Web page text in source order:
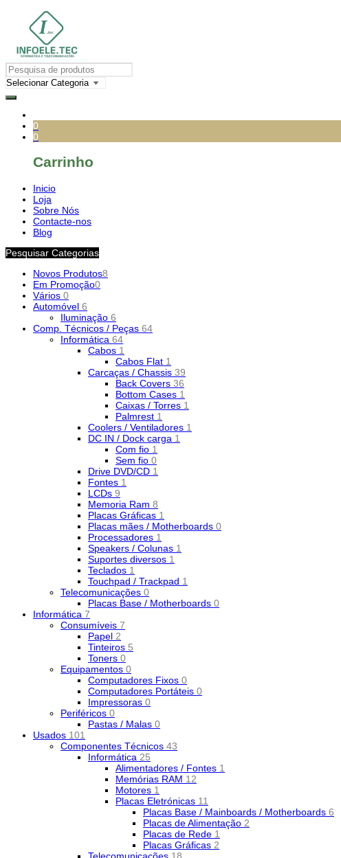
0
0
Carrinho
Inicio
Loja
Sobre Nós
Contacte-nos
Blog
Pesquisar Categorias
Novos Produtos8
Em Promoção0
Vários 0
Automóvel 6
Iluminação 6
Comp. Técnicos / Peças 64
Informática 64
Cabos 1
Cabos Flat 1
Carcaças / Chassis 39
Back Covers 36
Bottom Cases 1
Caixas / Torres 1
Palmrest 1
Coolers / Ventiladores 1
DC IN / Dock carga 1
Com fio 1
Sem fio 0
Drive DVD/CD 1
Fontes 1
LCDs 9
Memoria Ram 8
Placas Gráficas 1
Placas mães / Motherboards 0
Processadores 1
Speakers / Colunas 1
Suportes diversos 1
Teclados 1
Touchpad / Trackpad 1
Telecomunicações 0
Placas Base / Motherboards 0
Informática 7
Consumíveis 7
Papel 2
Tinteiros 5
Toners 0
Equipamentos 0
Computadores Fixos 0
Computadores Portáteis 0
Impressoras 0
Periféricos 0
Pastas / Malas 0
Usados 101
Componentes Técnicos 43
Informática 25
Alimentadores / Fontes 1
Memórias RAM 12
Motores 1
Placas Eletrónicas 11
Placas Base / Mainboards / Motherboards 6
Placas de Alimentação 2
Placas de Rede 1
Placas Gráficas 2